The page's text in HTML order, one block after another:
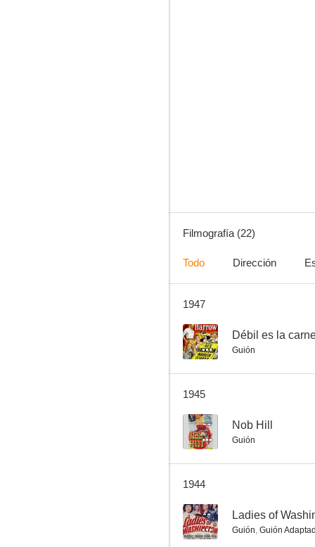
Ladies of Washington
--
Filmografía (22)
Todo Dirección
1947
-- Débil es la
Guión
1945
-- Nob Hill
Guión
1944
-- Ladies of
Guión, Guión